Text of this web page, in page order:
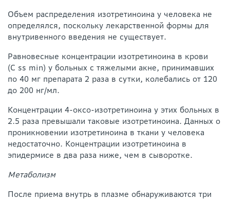
Объем распределения изотретиноина у человека не
определялся, поскольку лекарственной формы для
внутривенного введения не существует.
Равновесные концентрации изотретиноина в крови
(C ss min) у больных с тяжелыми акне, принимавших
по 40 мг препарата 2 раза в сутки, колебались от 120
до 200 нг/мл.
Концентрации 4-оксо-изотретиноина у этих больных в
2.5 раза превышали таковые изотретиноина. Данных о
проникновении изотретиноина в ткани у человека
недостаточно. Концентрации изотретиноина в
эпидермисе в два раза ниже, чем в сыворотке.
Метаболизм
После приема внутрь в плазме обнаруживаются три